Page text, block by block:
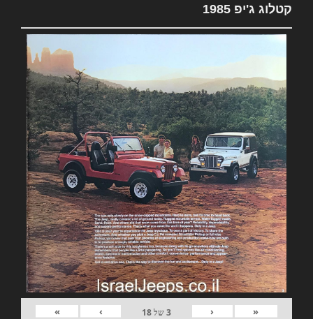
קטלוג ג'יפ 1985
«
‹
3של18
›
»